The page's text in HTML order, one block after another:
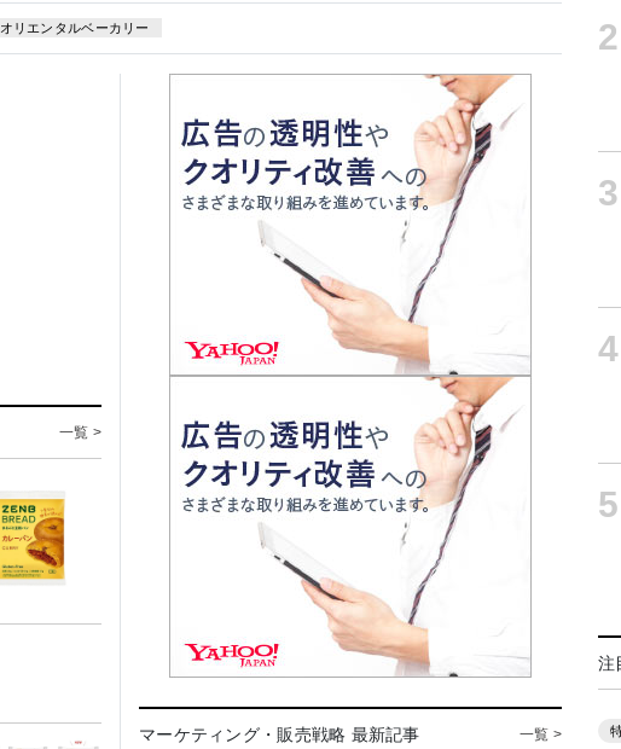
オリエンタルベーカリー
一覧 >
マーケティング・販売戦略 最新記事 一覧 >
注